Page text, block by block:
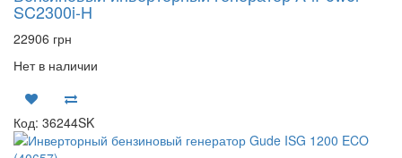
SC2300i-H
22906 грн
Нет в наличии
Код: 36244SK